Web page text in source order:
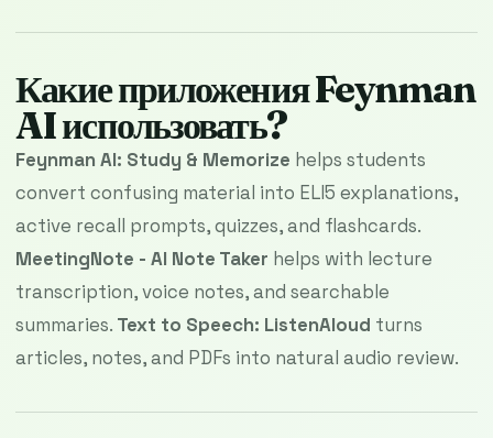
Какие приложения Feynman
AI использовать?
Feynman AI: Study & Memorize helps students
convert confusing material into ELI5 explanations,
active recall prompts, quizzes, and flashcards.
MeetingNote - AI Note Taker helps with lecture
transcription, voice notes, and searchable
summaries. Text to Speech: ListenAloud turns
articles, notes, and PDFs into natural audio review.